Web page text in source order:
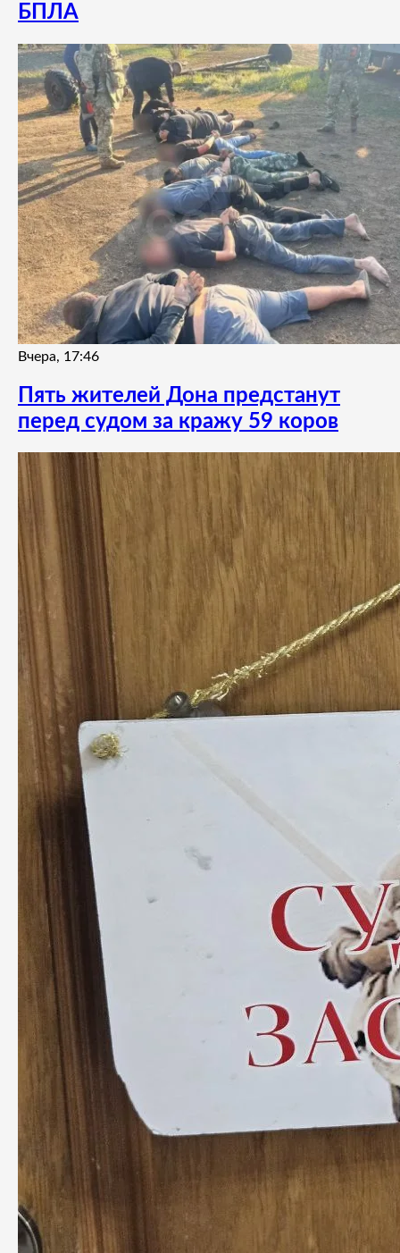
БПЛА
Вчера, 17:46
Пять жителей Дона предстанут
перед судом за кражу 59 коров